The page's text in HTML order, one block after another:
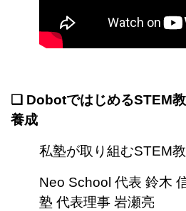
❏ DobotではじめるSTEM
養成
私塾が取り組むSTEM
Neo School 代表 鈴木
塾 代表理事 岩瀬亮